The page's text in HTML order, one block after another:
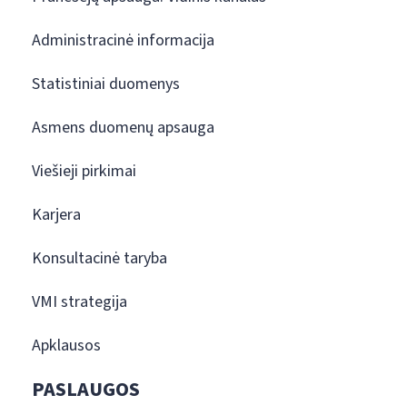
Administracinė informacija
Statistiniai duomenys
Asmens duomenų apsauga
Viešieji pirkimai
Karjera
Konsultacinė taryba
VMI strategija
Apklausos
PASLAUGOS